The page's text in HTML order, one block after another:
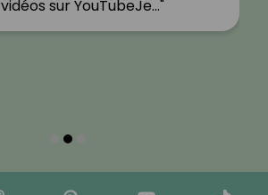
sur YouTubeJe…"